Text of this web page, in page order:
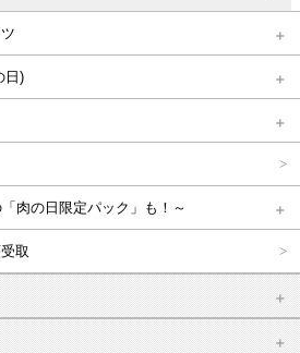
日)
肉の日限定パック」も！～
取